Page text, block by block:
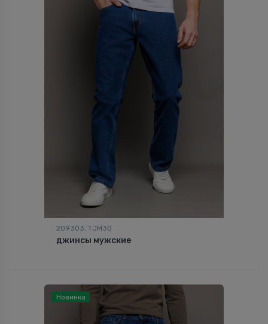
209303, TJM30
джинсы мужские
Новинка